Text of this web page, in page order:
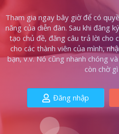
Tham gia ngay bây giờ để có
năng của diễn đàn. Sau khi đăng
tạo chủ đề, đăng câu trả lời cho
cho các thành viên của mình,
bạn, v.v. Nó cũng nhanh chóng
còn chờ
Đăng nhập